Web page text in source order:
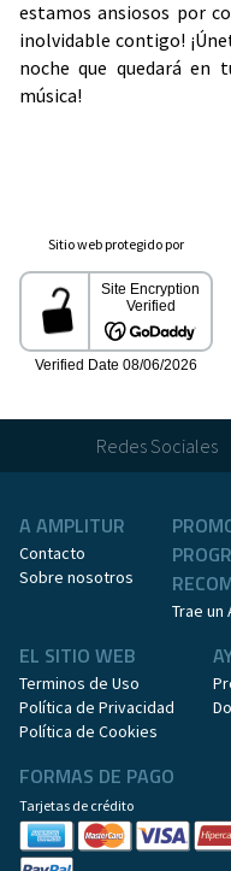
estamos ansiosos por
inolvidable contigo!
noche que quedará en
música!
Sitio web protegido por
Redes Sociales
A AMPLITUR
Contacto
Sobre nosotros
Trae un
EL SITIO WEB
Terminos de Uso
Política de Privacidad
Política de Cookies
FORMAS DE PAGO
Tarjetas de crédito